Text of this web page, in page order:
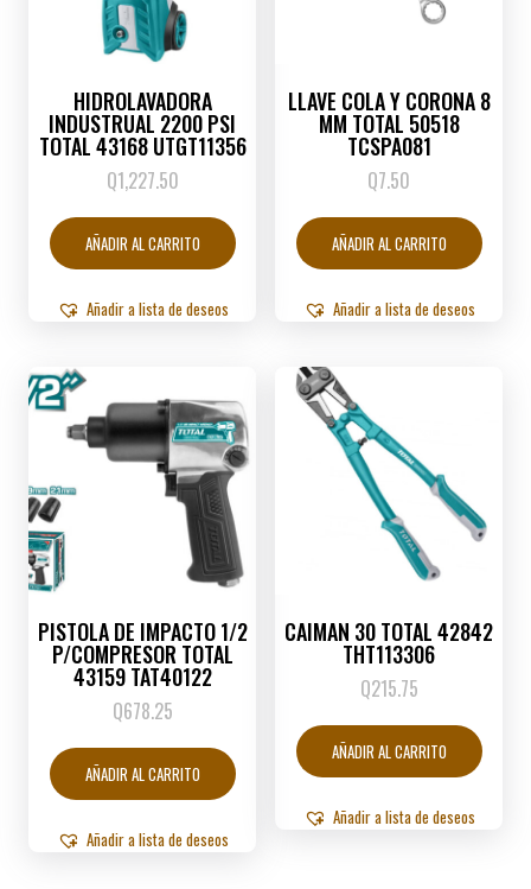
HIDROLAVADORA
INDUSTRUAL 2200 PSI
TOTAL 43168 UTGT11356
Q1,227.50
AÑADIR AL CARRITO
Añadir a lista de deseos
LLAVE COLA Y CORONA 8
MM TOTAL 50518
TCSPA081
Q7.50
AÑADIR AL CARRITO
Añadir a lista de deseos
PISTOLA DE IMPACTO 1/2
P/COMPRESOR TOTAL
43159 TAT40122
Q678.25
AÑADIR AL CARRITO
Añadir a lista de deseos
CAIMAN 30 TOTAL 42842
THT113306
Q215.75
AÑADIR AL CARRITO
Añadir a lista de deseos